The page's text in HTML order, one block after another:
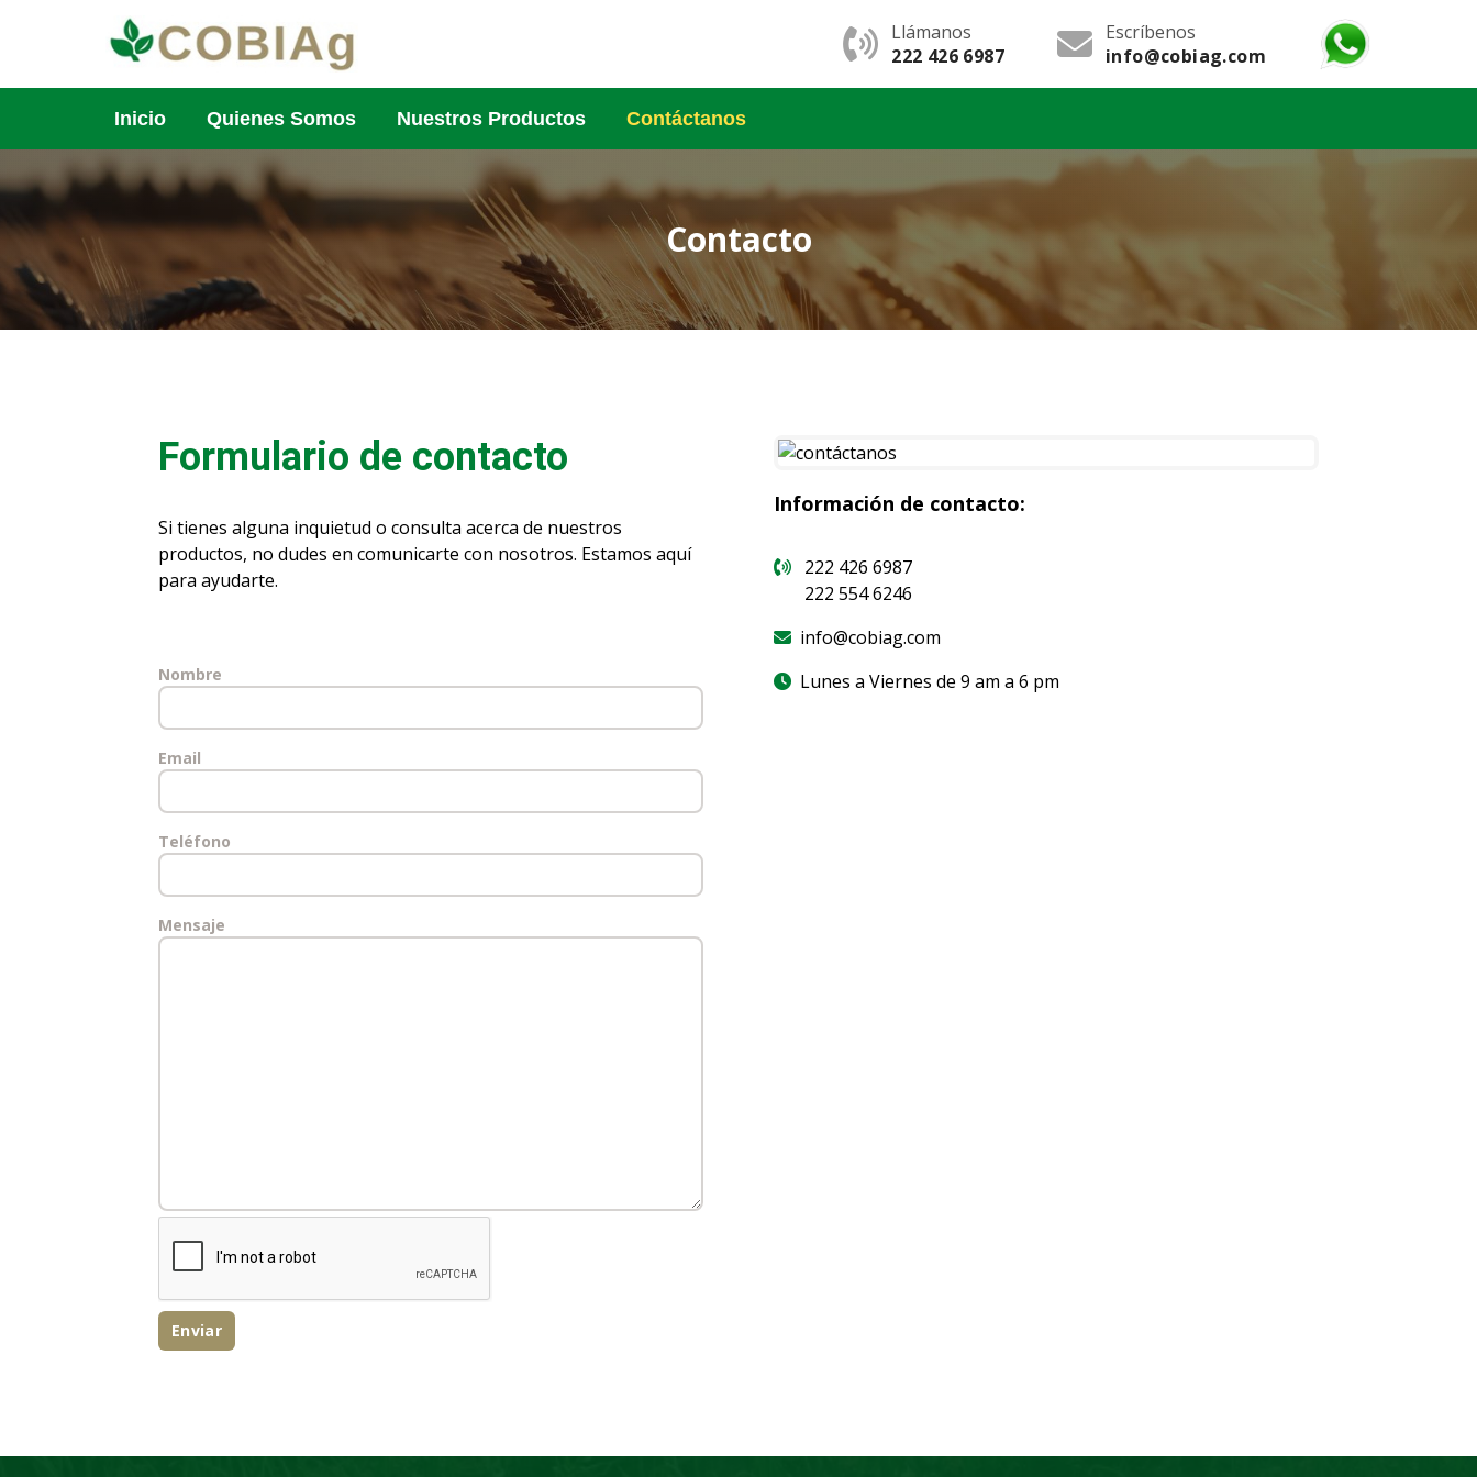
Llámanos
222 426 6987
Escríbenos
info@cobiag.com
Inicio Quienes Somos Nuestros Productos Contáctanos
Contacto
Formulario de contacto
Si tienes alguna inquietud o consulta acerca de nuestros
productos, no dudes en comunicarte con nosotros. Estamos aquí
para ayudarte.
Nombre
Email
Teléfono
Mensaje
Información de contacto:
222 426 6987
222 554 6246
info@cobiag.com
Lunes a Viernes de 9 am a 6 pm